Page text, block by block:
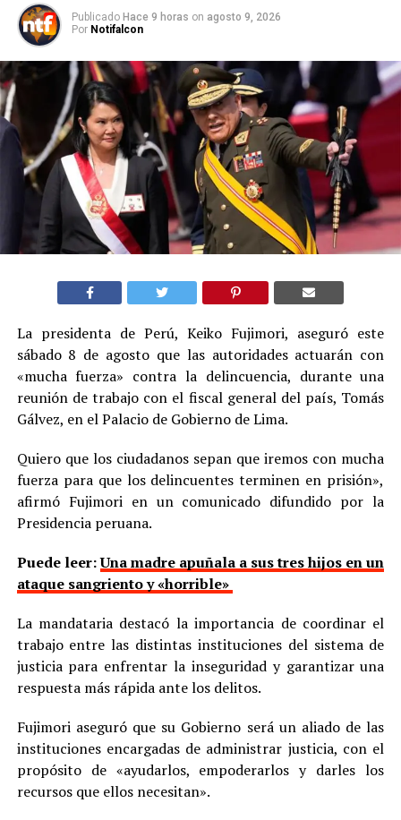
Publicado Hace 9 horas on agosto 9, 2026
Por Notifalcon
La presidenta de Perú, Keiko Fujimori, aseguró este
sábado 8 de agosto que las autoridades actuarán con
«mucha fuerza» contra la delincuencia, durante una
reunión de trabajo con el fiscal general del país, Tomás
Gálvez, en el Palacio de Gobierno de Lima.
Quiero que los ciudadanos sepan que iremos con mucha
fuerza para que los delincuentes terminen en prisión»,
afirmó Fujimori en un comunicado difundido por la
Presidencia peruana.
Puede leer:Una madre apuñala a sus tres hijos en un
ataque sangriento y «horrible»
La mandataria destacó la importancia de coordinar el
trabajo entre las distintas instituciones del sistema de
justicia para enfrentar la inseguridad y garantizar una
respuesta más rápida ante los delitos.
Fujimori aseguró que su Gobierno será un aliado de las
instituciones encargadas de administrar justicia, con el
propósito de «ayudarlos, empoderarlos y darles los
recursos que ellos necesitan».